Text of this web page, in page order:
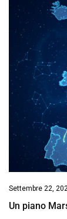
Settembre 22,
Un piano